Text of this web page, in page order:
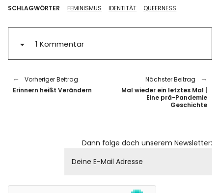
SCHLAGWÖRTER FEMINISMUS IDENTITÄT QUEERNESS
1 Kommentar
Vorheriger Beitrag
Erinnern heißt Verändern
Nächster Beitrag
Mal wieder ein letztes Mal |
Eine prä-Pandemie
Geschichte
Dann folge doch unserem Newsletter: